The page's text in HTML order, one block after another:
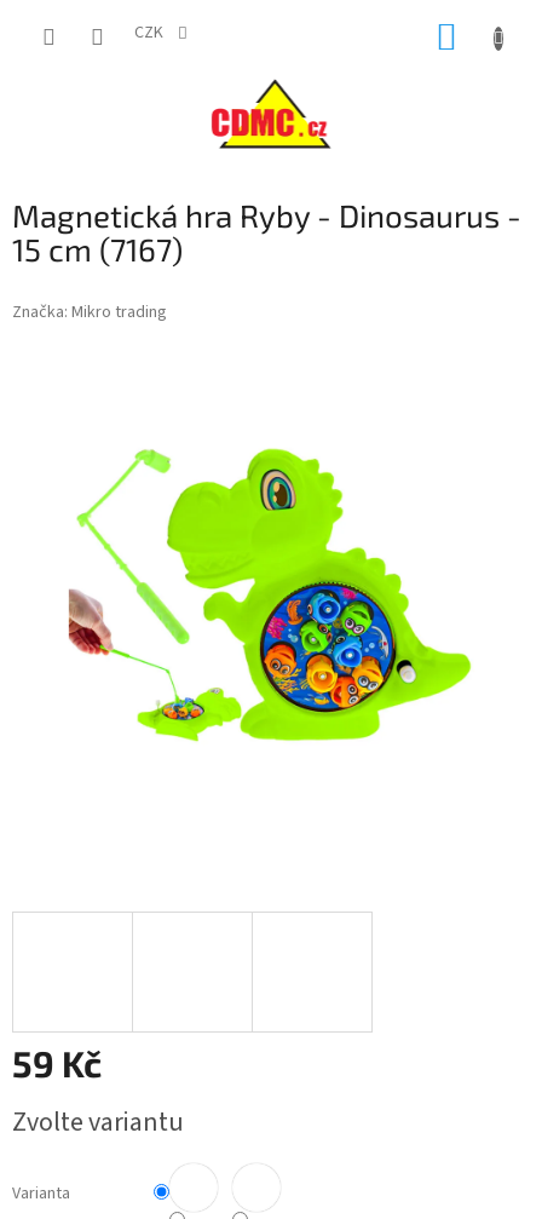
CZK
Magnetická hra Ryby - Dinosaurus -
15 cm (7167)
Značka: Mikro trading
59 Kč
cena:
Zvolte variantu
Varianta